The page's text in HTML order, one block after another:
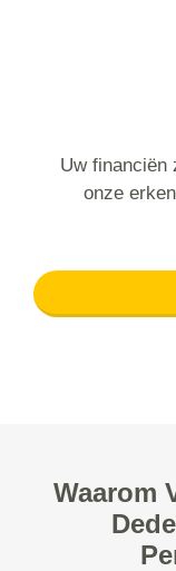
Uw financiën
onze
Waarom